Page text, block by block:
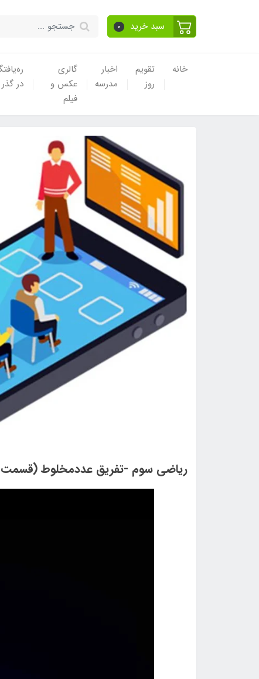
سبد خرید 0
خانه
تقویم
روز
اخبار
مدرسه
گالری
عکس و
فیلم
در گذر
ریاضی سوم -تفریق عددمخلوط (قسمت دوم)